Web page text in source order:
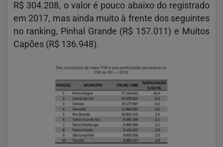
R$ 304.208, o valor é pouco abaixo do registrado
em 2017, mas ainda muito à frente dos seguintes
no ranking, Pinhal Grande (R$ 157.011) e Muitos
Capões (R$ 136.948).